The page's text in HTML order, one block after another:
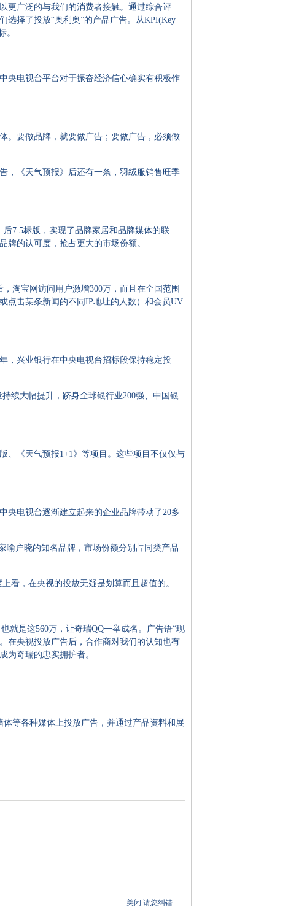
广泛的与我们的消费者接触。通过综合评
选择了投放“奥利奥”的产品广告。从KPI(Key
。
电视台平台对于振奋经济信心确实有积极作
要做品牌，就要做广告；要做广告，必须做
《天气预报》后还有一条，羽绒服销售旺季
7.5标版，实现了品牌家居和品牌媒体的联
的认可度，抢占更大的市场份额。
淘宝网访问用户激增300万，而且在全国范围
点击某条新闻的不同IP地址的人数）和会员UV
，兴业银行在中央电视台招标段保持稳定投
续大幅提升，跻身全球银行业200强、中国银
《天气预报1+1》等项目。这些项目不仅仅与
电视台逐渐建立起来的企业品牌带动了20多
户晓的知名品牌，市场份额分别占同类产品
，在央视的投放无疑是划算而且超值的。
是这560万，让奇瑞QQ一举成名。广告语“现
在央视投放广告后，合作商对我们的认知也有
为奇瑞的忠实拥护者。
等各种媒体上投放广告，并通过产品资料和展
关闭 请您纠错